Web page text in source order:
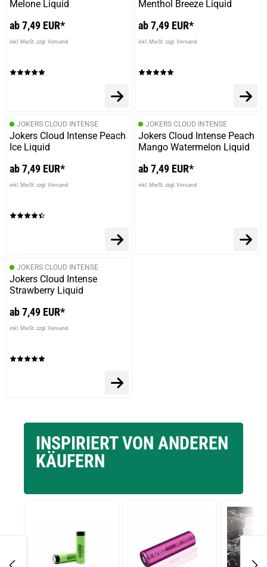
Melone Liquid
ab 7,49 EUR*
inkl. MwSt. zzgl. Versand
Menthol Breeze Liquid
ab 7,49 EUR*
inkl. MwSt. zzgl. Versand
JOKERS CLOUD INTENSE
Jokers Cloud Intense Peach
Ice Liquid
ab 7,49 EUR*
inkl. MwSt. zzgl. Versand
JOKERS CLOUD INTENSE
Jokers Cloud Intense Peach
Mango Watermelon Liquid
ab 7,49 EUR*
inkl. MwSt. zzgl. Versand
JOKERS CLOUD INTENSE
Jokers Cloud Intense
Strawberry Liquid
ab 7,49 EUR*
inkl. MwSt. zzgl. Versand
INSPIRIERT VON ANDEREN
KÄUFERN